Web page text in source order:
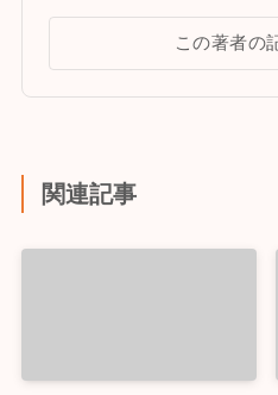
この著者の
関連記事